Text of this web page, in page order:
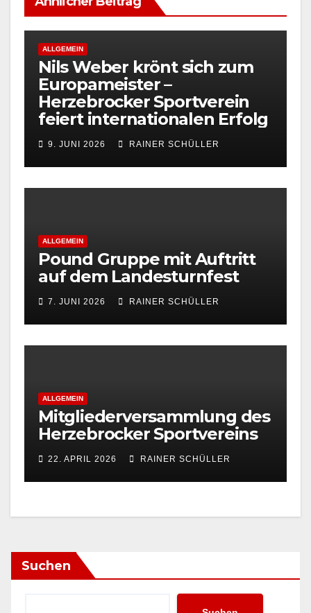
ALLGEMEIN
Nils Weber krönt sich zum
Europameister –
Herzebrocker Sportverein
feiert internationalen Erfolg
9. JUNI 2026 RAINER SCHÜLLER
ALLGEMEIN
Pound Gruppe mit Auftritt
auf dem Landesturnfest
7. JUNI 2026 RAINER SCHÜLLER
ALLGEMEIN
Mitgliederversammlung des
Herzebrocker Sportvereins
22. APRIL 2026 RAINER SCHÜLLER
Suchen